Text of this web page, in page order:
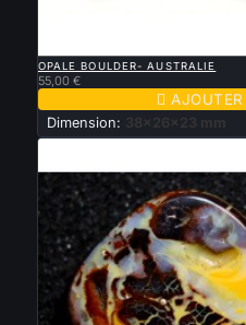
OPALE BOULDER- AUSTRALIE
55,00 €

Dimension: 38x26x23 mm